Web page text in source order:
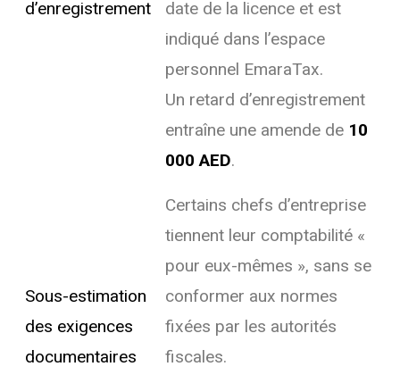
d’enregistrement
date de la licence et est
indiqué dans l’espace
personnel EmaraTax.
Un retard d’enregistrement
entraîne une amende de 10
000 AED.
Sous-estimation
des exigences
documentaires
Certains chefs d’entreprise
tiennent leur comptabilité «
pour eux-mêmes », sans se
conformer aux normes
fixées par les autorités
fiscales.